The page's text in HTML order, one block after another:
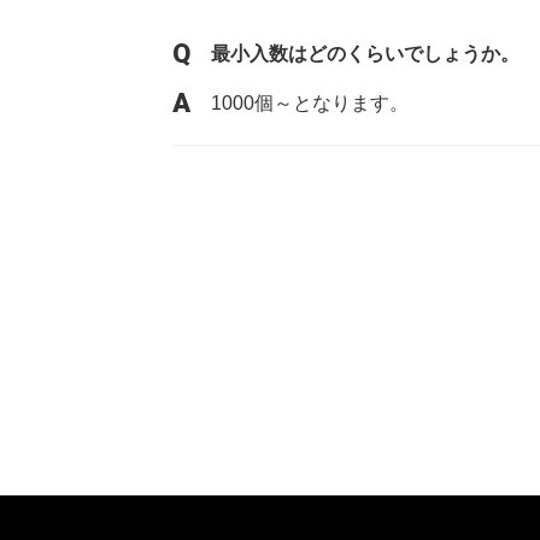
最小入数はどのくらいでしょうか。
1000個～となります。